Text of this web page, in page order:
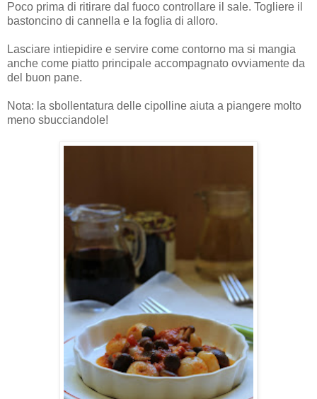
Poco prima di ritirare dal fuoco controllare il sale. Togliere il
bastoncino di cannella e la foglia di alloro.
Lasciare intiepidire e servire come contorno ma si mangia
anche come piatto principale accompagnato ovviamente da
del buon pane.
Nota: la sbollentatura delle cipolline aiuta a piangere molto
meno sbucciandole!